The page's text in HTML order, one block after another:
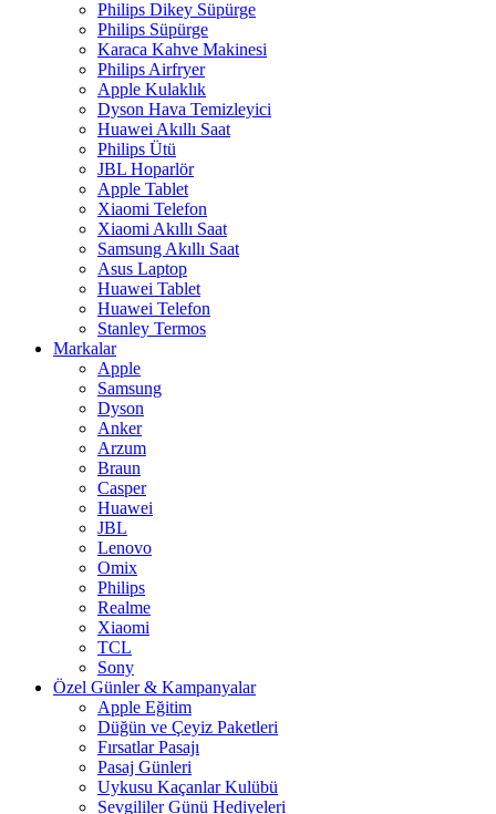
Philips Dikey Süpürge
Philips Süpürge
Karaca Kahve Makinesi
Philips Airfryer
Apple Kulaklık
Dyson Hava Temizleyici
Huawei Akıllı Saat
Philips Ütü
JBL Hoparlör
Apple Tablet
Xiaomi Telefon
Xiaomi Akıllı Saat
Samsung Akıllı Saat
Asus Laptop
Huawei Tablet
Huawei Telefon
Stanley Termos
Markalar
Apple
Samsung
Dyson
Anker
Arzum
Braun
Casper
Huawei
JBL
Lenovo
Omix
Philips
Realme
Xiaomi
TCL
Sony
Özel Günler & Kampanyalar
Apple Eğitim
Düğün ve Çeyiz Paketleri
Fırsatlar Pasajı
Pasaj Günleri
Uykusu Kaçanlar Kulübü
Sevgililer Günü Hediyeleri